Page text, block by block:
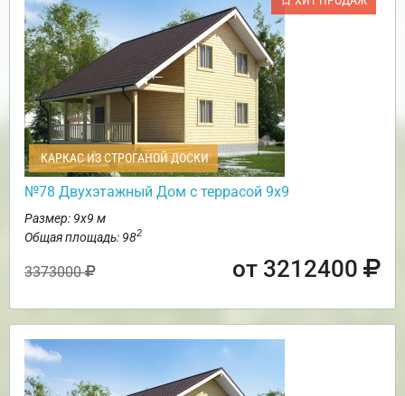
КАРКАС ИЗ СТРОГАНОЙ ДОСКИ
№78 Двухэтажный Дом с террасой 9х9
Размер: 9х9 м
Общая площадь: 982
3373000 от 3212400